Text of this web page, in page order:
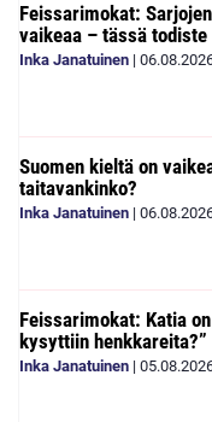
Feissarimokat:
vaikeaa – tässä todiste
Inka Janatuinen |
Suomen kieltä on
taitavankinko?
Inka Janatuinen |
Feissarimokat: Katia
kysyttiin henkkareita?”
Inka Janatuinen |